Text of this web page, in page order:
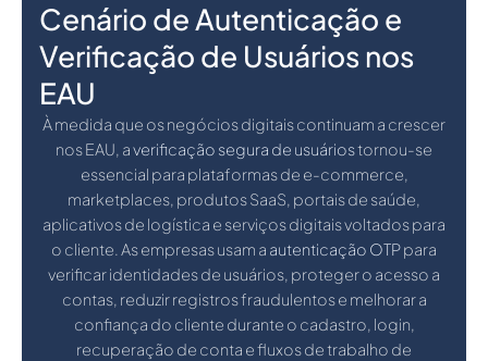
Cenário de Autenticação e
Verificação de Usuários nos
EAU
À medida que os negócios digitais continuam a crescer
nos EAU, averificação segura de usuáriostornou-se
essencial para plataformas de e-commerce,
marketplaces, produtos SaaS, portais de saúde,
aplicativos de logística e serviços digitais voltados para
o cliente. As empresas usam a autenticação OTPpara
verificar identidades de usuários, proteger o acesso a
contas, reduzir registros fraudulentos e melhorar a
confiança do cliente durante o cadastro, login,
recuperação de conta e fluxos de trabalho de